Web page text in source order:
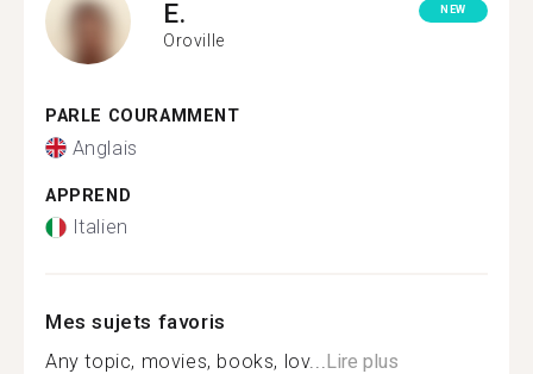
E.
Oroville
NEW
PARLE COURAMMENT
Anglais
APPREND
Italien
Mes sujets favoris
Any topic, movies, books, lov...Lire plus